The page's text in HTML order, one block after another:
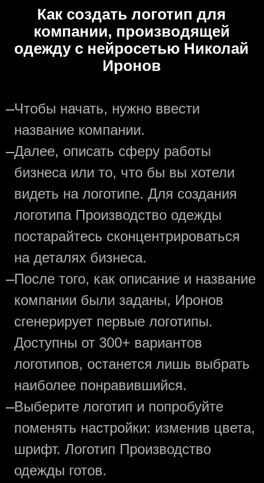
Как создать логотип для
компании, производящей
одежду с нейросетью Николай
Иронов
—Чтобы начать, нужно ввести
название компании.
—Далее, описать сферу работы
бизнеса или то, что бы вы хотели
видеть на логотипе. Для создания
логотипа Производство одежды
постарайтесь сконцентрироваться
на деталях бизнеса.
—После того, как описание и название
компании были заданы, Иронов
сгенерирует первые логотипы.
Доступны от 300+ вариантов
логотипов, останется лишь выбрать
наиболее понравившийся.
—Выберите логотип и попробуйте
поменять настройки: изменив цвета,
шрифт. Логотип Производство
одежды готов.